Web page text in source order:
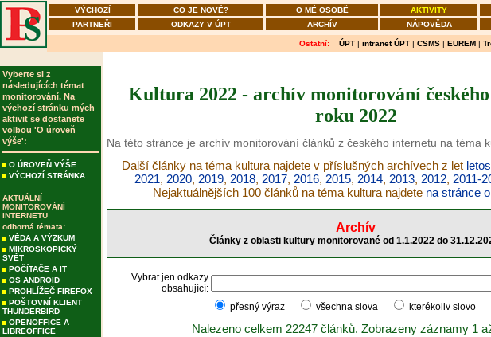
VÝCHOZÍ CO JE NOVÉ? O MÉ OSOBĚ AKTIVITY
PARTNEŘI
ODKAZY V ÚPT ARCHÍV NÁPOVĚDA
Ostatní: ÚPT | intranet ÚPT | CSMS | EUREM |
Vyberte si z
následujících témat
monitorování. Na
výchozí stránku mých
aktivit se dostanete
volbou 'O úroveň
výše':
O ÚROVEŇ VÝŠE
VÝCHOZÍ STRÁNKA
AKTUÁLNÍ
MONITOROVÁNÍ
INTERNETU
odborná témata:
VĚDA A VÝZKUM
MIKROSKOPICKÝ
SVĚT
POČÍTAČE A IT
OS ANDROID
PROHLÍŽEČ FIREFOX
POŠTOVNÍ KLIENT
THUNDERBIRD
OPENOFFICE A
LIBREOFFICE
Kultura 2022 - archív monitorování
roku 2022
Na této stránce je archív monitorování článků z českého internetu na téma
Další články na téma kultura najdete v příslušných archívech z let letos
2021, 2020, 2019, 2018, 2017, 2016, 2015, 2014, 2013, 2012, 2011-
Nejaktuálnějších 100 článků na téma kultura najdete na stránce
Archív
Články z oblasti kultury monitorované od 1.1.2022 do
Vybrat jen odkazy
obsahující:
přesný výraz
všechna slova kterékoliv slovo
Nalezeno celkem 22247 článků. Zobrazeny záznamy 1